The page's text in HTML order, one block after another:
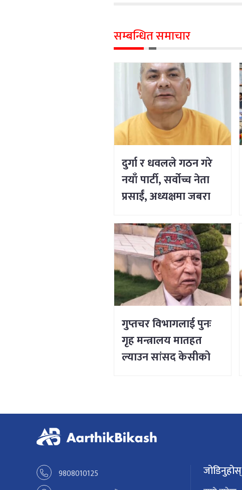
सम्बन्धित समाचार
दुर्गा र धवलले गठन गरे
नयाँ पार्टी, सर्वोच्च नेता
प्रसाईं, अध्यक्षमा जबरा
गुप्तचर विभागलाई पुनः
गृह मन्त्रालय मातहत
ल्याउन सांसद केसीको
9808010125
जोडिनुहोस्